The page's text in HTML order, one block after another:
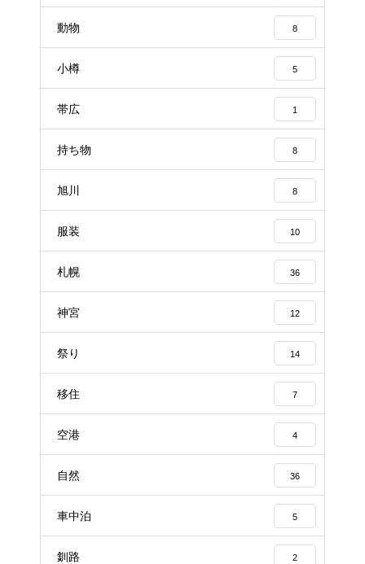
動物 8
小樽 5
帯広 1
持ち物 8
旭川 8
服装 10
札幌 36
神宮 12
祭り 14
移住 7
空港 4
自然 36
車中泊 5
釧路 2